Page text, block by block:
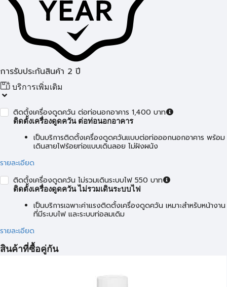
การรับประกันสินค้า 2 ปี
บริการเพิ่มเติม
ติดตั้งเครื่องดูดควัน ต่อท่อนอกอาคาร 1,400 บาท
ติดตั้งเครื่องดูดควัน ต่อท่อนอกอาคาร
เป็นบริการติดตั้งเครื่องดูดควันแบบต่อท่อออกนอกอาคาร พร้อม
เดินสายไฟร้อยท่อแบบเดินลอย ไม่ฝังผนัง
รายละเอียด
ติดตั้งเครื่องดูดควัน ไม่รวมเดินระบบไฟ 550 บาท
ติดตั้งเครื่องดูดควัน ไม่รวมเดินระบบไฟ
เป็นบริการเฉพาะค่าแรงติดตั้งเครื่องดูดควัน เหมาะสำหรับหน้างาน
ที่มีระบบไฟ และระบบท่อลมเดิม
รายละเอียด
สินค้าที่ซื้อคู่กัน